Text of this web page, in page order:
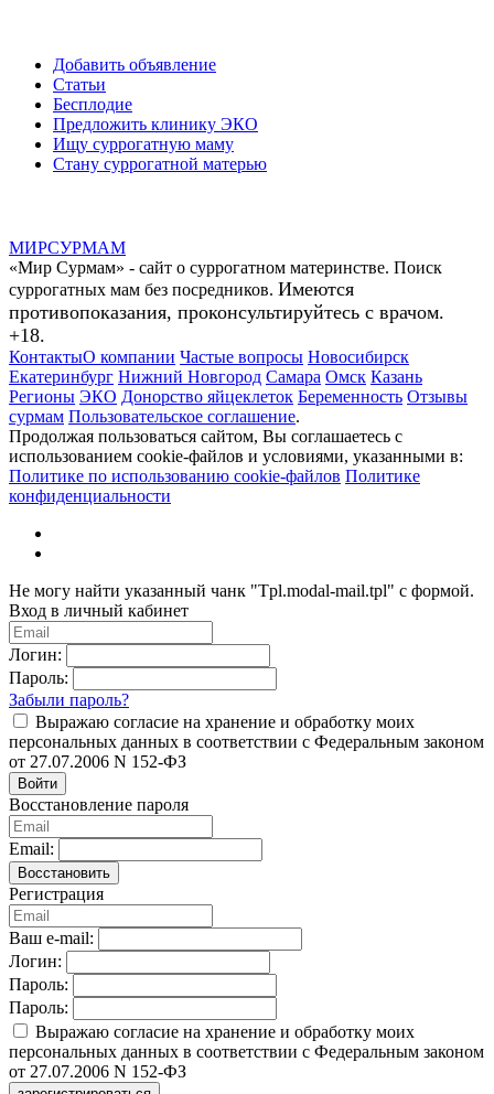
Добавить объявление
Статьи
Бесплодие
Предложить клинику ЭКО
Ищу суррогатную маму
Стану суррогатной матерью
МИРСУРМАМ
«Мир Сурмам» - сайт о суррогатном материнстве. Поиск
суррогатных мам без посредников. Имеются
противопоказания, проконсультируйтесь с врачом.
+18.
КонтактыО компании Частые вопросы Новосибирск
Екатеринбург Нижний Новгород Самара Омск Казань
Регионы ЭКО Донорство яйцеклеток Беременность Отзывы
сурмам Пользовательское соглашение.
Продолжая пользоваться сайтом, Вы соглашаетесь с
использованием cookie-файлов и условиями, указанными в:
Политике по использованию cookie-файлов Политике
конфиденциальности
Не могу найти указанный чанк "Tpl.modal-mail.tpl" с формой.
Вход в личный кабинет
Логин:
Пароль:
Забыли пароль?
Выражаю согласие на хранение и обработку моих
персональных данных в соответствии с Федеральным законом
от 27.07.2006 N 152-ФЗ
Войти
Восстановление пароля
Email:
Восстановить
Регистрация
Ваш e-mail:
Логин:
Пароль:
Пароль:
Выражаю согласие на хранение и обработку моих
персональных данных в соответствии с Федеральным законом
от 27.07.2006 N 152-ФЗ